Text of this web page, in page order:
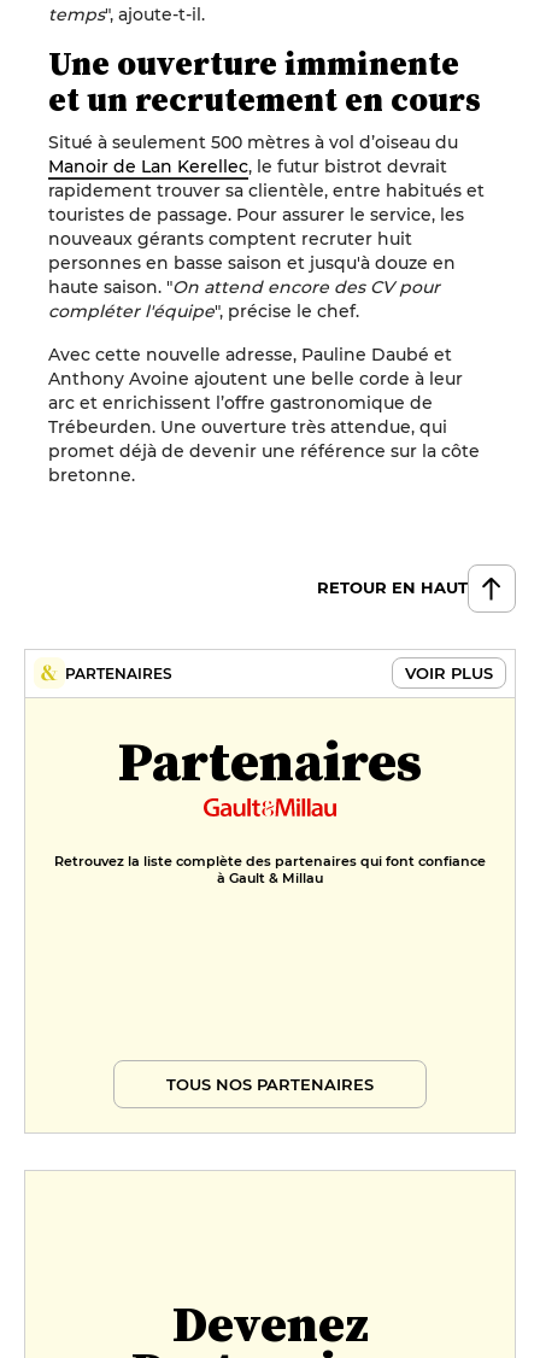
temps", ajoute-t-il.
Une ouverture imminente
et un recrutement en cours
Situé à seulement 500 mètres à vol d’oiseau du
Manoir de Lan Kerellec, le futur bistrot devrait
rapidement trouver sa clientèle, entre habitués et
touristes de passage. Pour assurer le service, les
nouveaux gérants comptent recruter huit
personnes en basse saison et jusqu'à douze en
haute saison. "On attend encore des CV pour
compléter l'équipe", précise le chef.
Avec cette nouvelle adresse, Pauline Daubé et
Anthony Avoine ajoutent une belle corde à leur
arc et enrichissent l’offre gastronomique de
Trébeurden. Une ouverture très attendue, qui
promet déjà de devenir une référence sur la côte
bretonne.
RETOUR EN HAUT
PARTENAIRES VOIR PLUS
Partenaires
Retrouvez la liste complète des partenaires qui font confiance
à Gault & Millau
TOUS NOS PARTENAIRES
Devenez